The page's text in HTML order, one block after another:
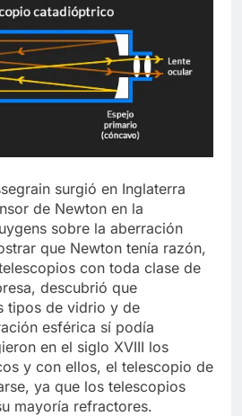
surgió en Inglaterra
de Newton en la
sobre la aberración
que Newton tenía razón,
con toda clase de
descubrió que
tipos de vidrio y de
esférica sí podía
en el siglo XVIII los
y con ellos, el telescopio de
ya que los telescopios
mayoría refractores.